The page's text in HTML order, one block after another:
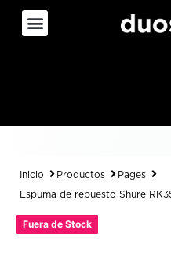
Inicio Productos Pages
Espuma de repuesto Shure
Fuera de Stock